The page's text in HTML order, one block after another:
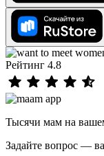
Рейтинг 4.8
Тысячи мам на
Задайте вопрос —